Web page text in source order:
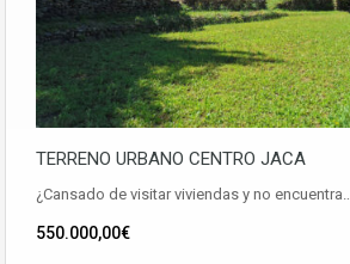
TERRENO URBANO CENTRO JACA
¿Cansado de visitar viviendas y no encuentra…
550.000,00€